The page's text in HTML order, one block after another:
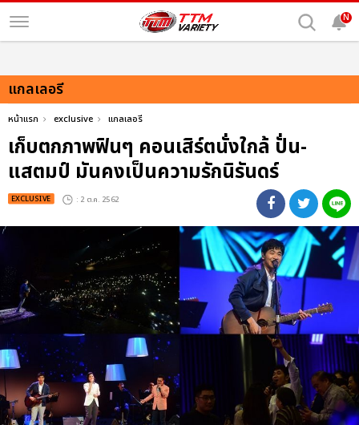
N
แกลเลอรี
หน้าแรก exclusive แกลเลอรี
เก็บตกภาพฟินๆ คอนเสิร์ตนั่งใกล้ ปั่น-
แสตมป์ มันคงเป็นความรักนิรันดร์
EXCLUSIVE : 2 ต.ค. 2562